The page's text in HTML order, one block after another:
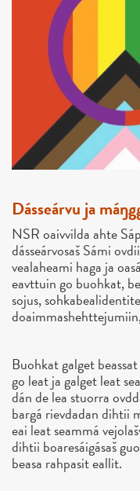
Dásseárvu ja
NSR oaivvilda ahte
dásseárvosaš Sámi
vealaheami haga ja
eavttuin go buohkat,
sojus,
Buohkat galget
go leat ja galget leat
dán de lea stuorra
bargá rievdadan dihtii
eai leat seammá
dihtii boaresáigásaš
beasa rahpasit eallit.